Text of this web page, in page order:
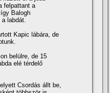
felpattant a
Balogh
a labdát.
Kapic lábára, de
belülre, de 15
elé térdelő
Csordás állt be,